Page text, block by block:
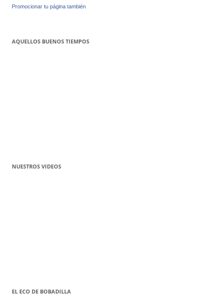
Promocionar tu página también
AQUELLOS BUENOS TIEMPOS
NUESTROS VIDEOS
EL ECO DE BOBADILLA